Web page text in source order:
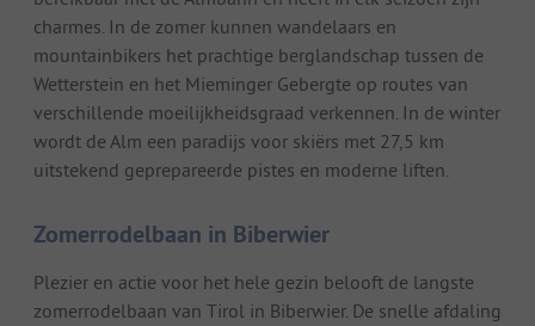
charmes. In de zomer kunnen wandelaars en
mountainbikers het prachtige berglandschap tussen de
Wetterstein en het Mieminger Gebergte op routes van
verschillende moeilijkheidsgraad verkennen. In de winter
wordt de Alm een paradijs voor skiërs met 27,5 km
uitstekend geprepareerde pistes en moderne liften.
Zomerrodelbaan in Biberwier
Plezier en actie voor het hele gezin belooft de langste
zomerrodelbaan van Tirol in Biberwier. De snelle afdaling